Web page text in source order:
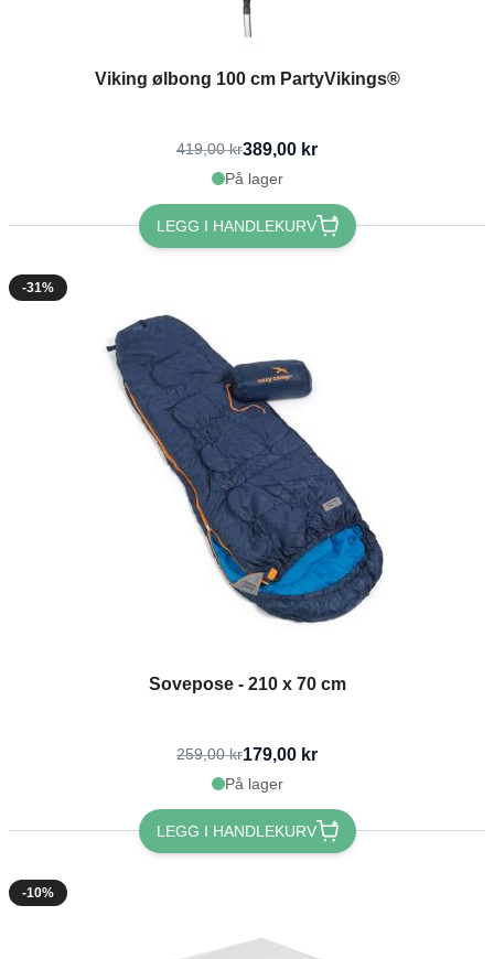
Viking ølbong 100 cm PartyVikings®
419,00 kr389,00 kr
På lager
LEGG I HANDLEKURV
-31%
Sovepose - 210 x 70 cm
259,00 kr179,00 kr
På lager
LEGG I HANDLEKURV
-10%